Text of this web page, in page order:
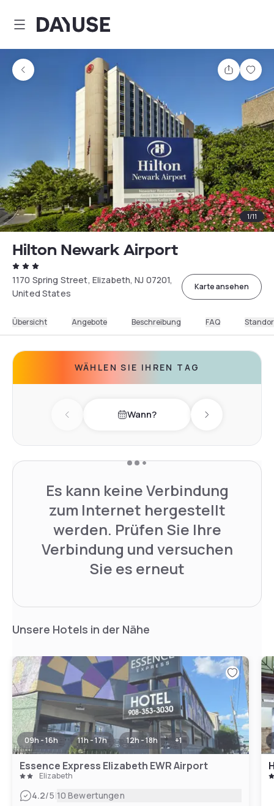
Dayuse
Teilen
1/11
Hilton Newark Airport
1170 Spring Street, Elizabeth, NJ 07201,
United States
Karte ansehen
Übersicht Angebote Beschreibung FAQ
WÄHLEN SIE IHREN TAG
Previous day Wann? Next day
Es kann keine Verbindung
zum Internet hergestellt
werden. Prüfen Sie Ihre
Verbindung und versuchen
Sie es erneut
Unsere Hotels in der Nähe
09h - 16h 11h - 17h 12h - 18h +1
Essence Express Elizabeth EWR Airport
Elizabeth
4.2/5|10 Bewertungen